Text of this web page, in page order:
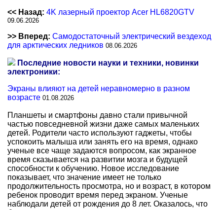
<< Назад: 4K лазерный проектор Acer HL6820GTV
09.06.2026
>> Вперед: Самодостаточный электрический вездеход
для арктических ледников 08.06.2026
Последние новости науки и техники, новинки
электроники:
Экраны влияют на детей неравномерно в разном
возрасте 01.08.2026
Планшеты и смартфоны давно стали привычной
частью повседневной жизни даже самых маленьких
детей. Родители часто используют гаджеты, чтобы
успокоить малыша или занять его на время, однако
ученые все чаще задаются вопросом, как экранное
время сказывается на развитии мозга и будущей
способности к обучению. Новое исследование
показывает, что значение имеет не только
продолжительность просмотра, но и возраст, в котором
ребенок проводит время перед экраном. Ученые
наблюдали детей от рождения до 8 лет. Оказалось, что